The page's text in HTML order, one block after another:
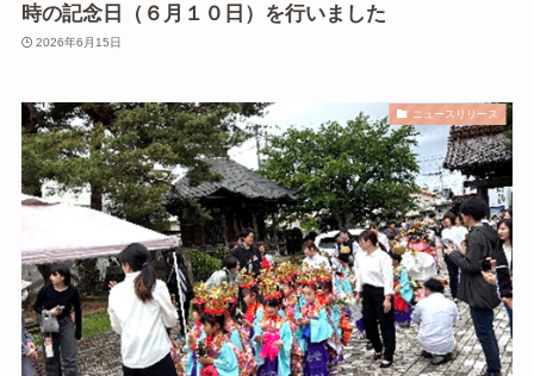
時の記念日（６月１０日）を行いました
2026年6月15日
ニュースリリース